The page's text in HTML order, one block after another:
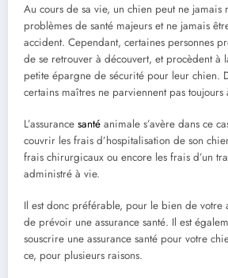
Au cours de sa vie, un chien peut ne jamais
problèmes de santé majeurs et ne jamais
accident. Cependant, certaines personnes
de se retrouver à découvert, et procèdent à
petite épargne de sécurité pour leur chien.
certains maîtres ne parviennent pas toujours
L’assurance santé animale s’avère dans ce
couvrir les frais d’hospitalisation de son
frais chirurgicaux ou encore les frais d’un
administré à vie.
Il est donc préférable, pour le bien de votre
de prévoir une assurance santé. Il est
souscrire une assurance santé pour votre
ce, pour plusieurs raisons.